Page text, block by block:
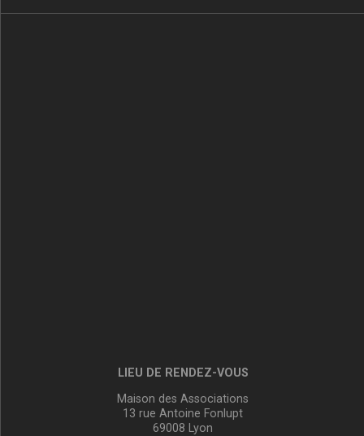
LIEU DE RENDEZ-VOUS
Maison des Associations
13 rue Antoine Fonlupt
69008 Lyon